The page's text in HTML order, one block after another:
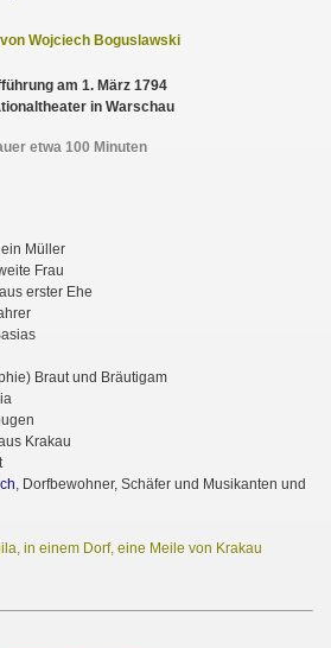
Wojciech Boguslawski
am 1. März 1794
in Warschau
etwa 100 Minuten
Müller
Frau
erster Ehe
Braut und Bräutigam
Krakau
Dorfbewohner, Schäfer und Musikanten und
in einem Dorf, eine Meile von Krakau